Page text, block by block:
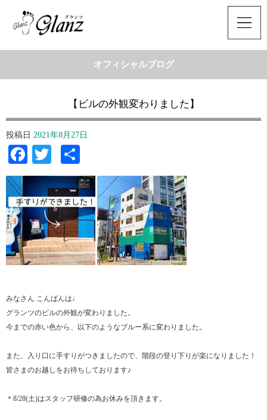
オフィシャルブログ
【ビルの外観変わりました】
投稿日 2021年8月27日
Facebook
Twitter
有
みなさん こんばんは♩
グランツのビルの外観が変わりました。
今までの赤い色から、以下のようなブルー系に変わりました。
また、入り口に手すりがつきましたので、階段の登り下りが楽になりました！
皆さまのお越しをお待ちしております♪
＊8/28(土)はスタッフ研修の為お休みを頂きます。